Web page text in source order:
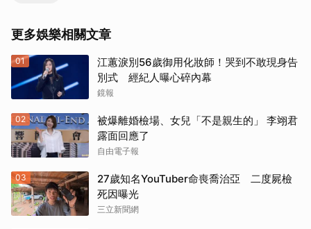
更多娛樂相關文章
01
江蕙淚別56歲御用化妝師！哭到不敢現身告
別式 經紀人曝心碎內幕
鏡報
02
被爆離婚檢場、女兒「不是親生的」 李翊君
露面回應了
自由電子報
03
27歲知名YouTuber命喪喬治亞 二度屍檢
死因曝光
三立新聞網